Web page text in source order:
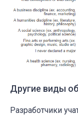
Другие виды
Разработчики